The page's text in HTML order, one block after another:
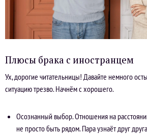
Плюсы брака с иностранцем
Ух, дорогие читательницы! Давайте немного
ситуацию трезво. Начнём с хорошего.
Осознанный выбор. Отношения на
не просто быть рядом. Пара узнаёт друг